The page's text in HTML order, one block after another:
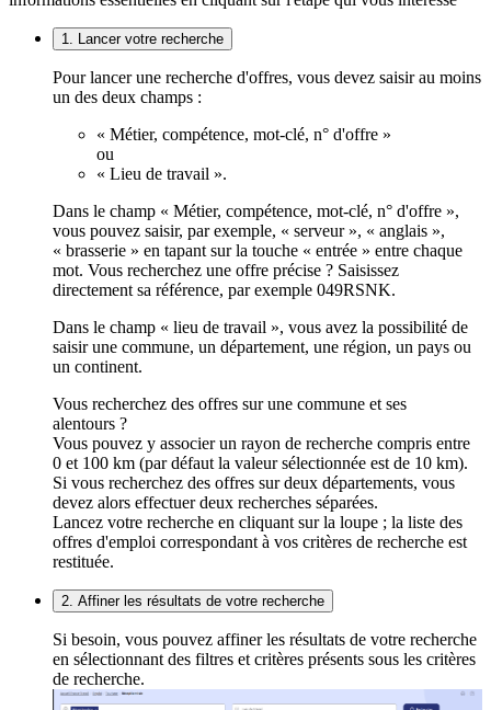
1. Lancer votre recherche
Pour lancer une recherche d'offres, vous devez saisir au moins
un des deux champs :
« Métier, compétence, mot-clé, n° d'offre »
ou
« Lieu de travail ».
Dans le champ « Métier, compétence, mot-clé, n° d'offre »,
vous pouvez saisir, par exemple, « serveur », « anglais »,
« brasserie » en tapant sur la touche « entrée » entre chaque
mot. Vous recherchez une offre précise ? Saisissez
directement sa référence, par exemple 049RSNK.
Dans le champ « lieu de travail », vous avez la possibilité de
saisir une commune, un département, une région, un pays ou
un continent.
Vous recherchez des offres sur une commune et ses
alentours ?
Vous pouvez y associer un rayon de recherche compris entre
0 et 100 km (par défaut la valeur sélectionnée est de 10 km).
Si vous recherchez des offres sur deux départements, vous
devez alors effectuer deux recherches séparées.
Lancez votre recherche en cliquant sur la loupe ; la liste des
offres d'emploi correspondant à vos critères de recherche est
restituée.
2. Affiner les résultats de votre recherche
Si besoin, vous pouvez affiner les résultats de votre recherche
en sélectionnant des filtres et critères présents sous les critères
de recherche.